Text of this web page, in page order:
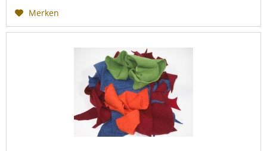
Merken